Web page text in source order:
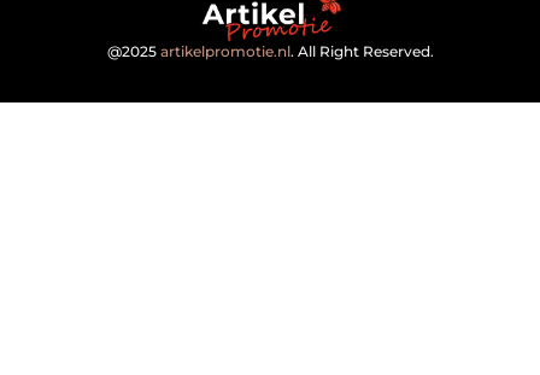
@2025 artikelpromotie.nl. All Right Reserved.